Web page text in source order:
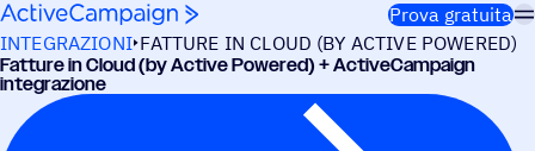
Salta al contenuto
Prova gratuita
INTEGRAZIONI FATTURE IN CLOUD (BY ACTIVE POWERED)
Fatture in Cloud (by Active Powered) + ActiveCampaign
integrazione